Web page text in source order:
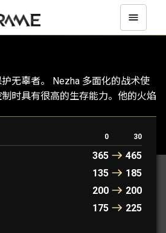
无辜者。 Nezha 多面化的战术使
时具有很高的生存能力。他的火焰
0 30
365
465
135
185
200
200
175 225